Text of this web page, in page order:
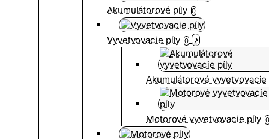
Akumulátorové píly 0
Vyvetvovacie píly 0
Akumulátorové
Motorové vyvetvovacie píly